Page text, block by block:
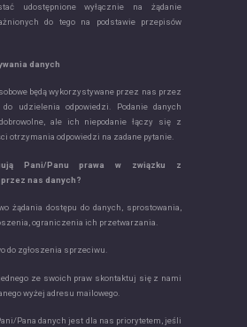
udostępnione wyłącznie na żądanie
do tego na podstawie przepisów
danych
będą wykorzystywane przez nas przez
udzielenia odpowiedzi. Podanie danych
ale ich niepodanie łączy się z
otrzymania odpowiedzi na zadane pytanie.
Pani/Panu prawa w związku z
nas danych?
żądania dostępu do danych, sprostowania,
ograniczenia ich przetwarzania.
do zgłoszenia sprzeciwu.
ze swoich praw skontaktuj się z nami
wyżej adresu mailowego.
Pana danych jest dla nas priorytetem, jeśli